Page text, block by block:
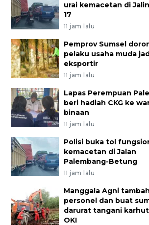
urai kemacetan di
17
11 jam lalu
Pemprov Sumsel
pelaku usaha muda
eksportir
11 jam lalu
Lapas Perempuan
beri hadiah CKG ke
binaan
11 jam lalu
Polisi buka tol
kemacetan di Jalan
Palembang-Betung
11 jam lalu
Manggala Agni tambah
personel dan buat
darurat tangani
OKI